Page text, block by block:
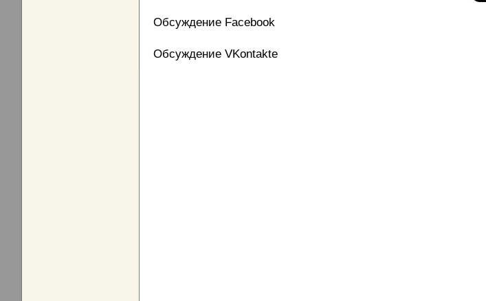
Обсуждение Facebook
Обсуждение VKontakte